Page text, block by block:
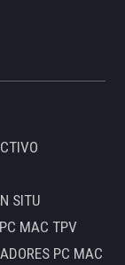
SITU
MAC TPV
PC MAC